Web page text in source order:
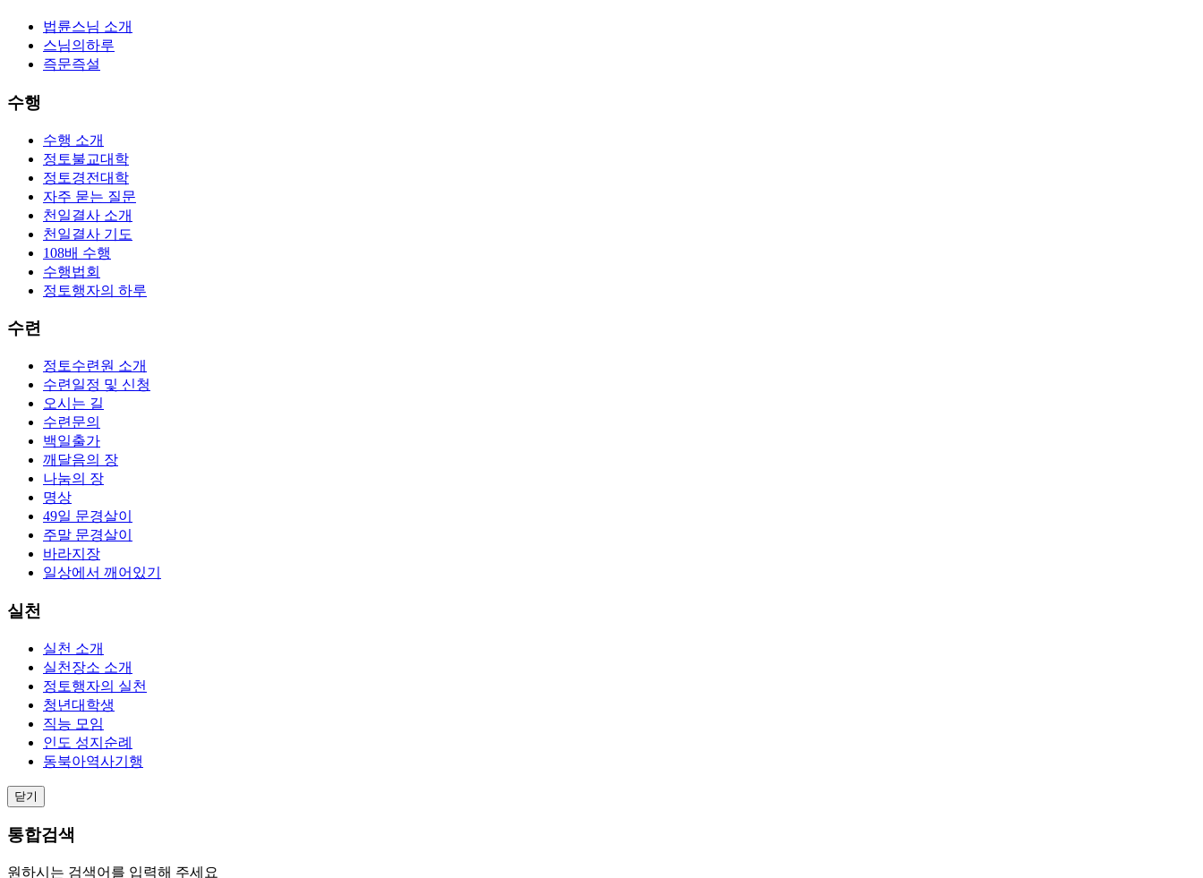
법륜스님 소개
스님의하루
즉문즉설
수행
수행 소개
정토불교대학
정토경전대학
자주 묻는 질문
천일결사 소개
천일결사 기도
108배 수행
수행법회
정토행자의 하루
수련
정토수련원 소개
수련일정 및 신청
오시는 길
수련문의
백일출가
깨달음의 장
나눔의 장
명상
49일 문경살이
주말 문경살이
바라지장
일상에서 깨어있기
실천
실천 소개
실천장소 소개
정토행자의 실천
청년대학생
직능 모임
인도 성지순례
동북아역사기행
닫기
통합검색
원하시는 검색어를 입력해 주세요